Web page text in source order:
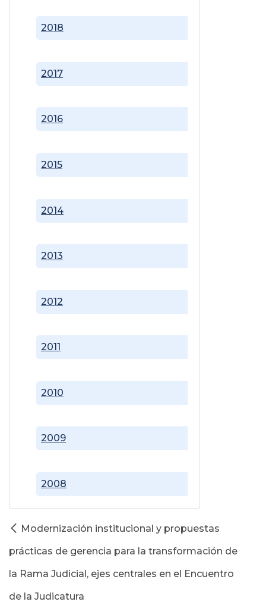
2008
2009
2010
2011
2012
2013
2014
2015
2016
2017
2018
Modernización institucional y propuestas
prácticas de gerencia para la transformación de
la Rama Judicial, ejes centrales en el Encuentro
de la Judicatura